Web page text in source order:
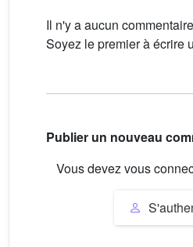
Il n'y a aucun
Soyez le premier à écrire
Publier un nouveau
Vous devez vous